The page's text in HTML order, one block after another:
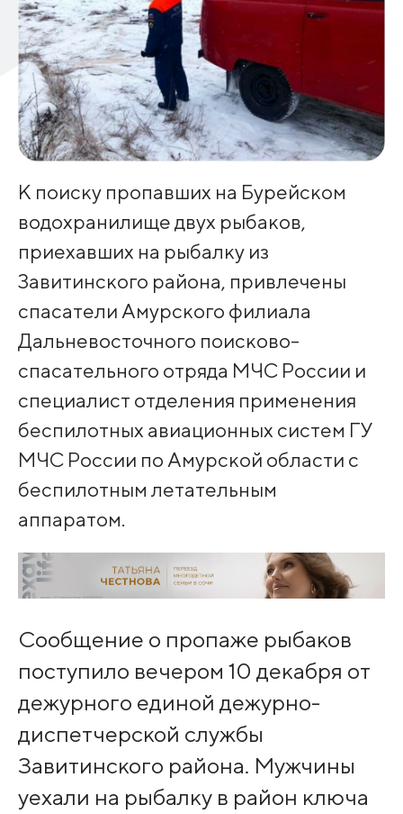
К поиску пропавших на Бурейском
водохранилище двух рыбаков,
приехавших на рыбалку из
Завитинского района, привлечены
спасатели Амурского филиала
Дальневосточного поисково-
спасательного отряда МЧС России и
специалист отделения применения
беспилотных авиационных систем ГУ
МЧС России по Амурской области с
беспилотным летательным
аппаратом.
Сообщение о пропаже рыбаков
поступило вечером 10 декабря от
дежурного единой дежурно-
диспетчерской службы
Завитинского района. Мужчины
уехали на рыбалку в район ключа